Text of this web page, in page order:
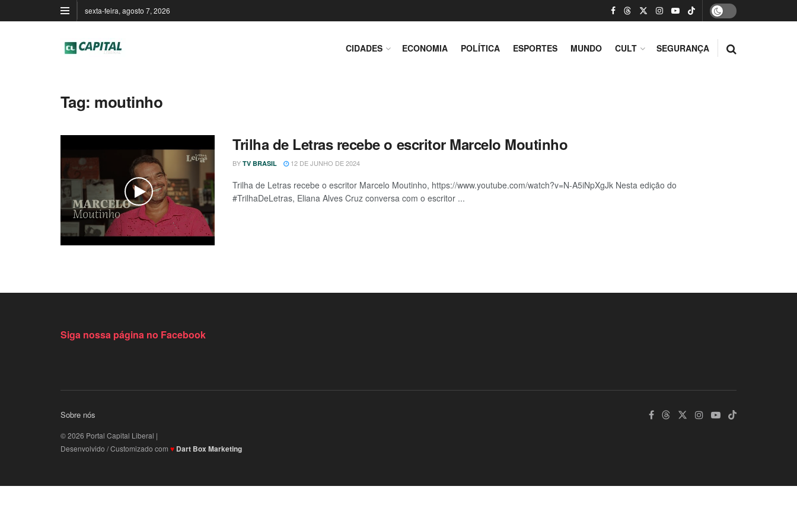
sexta-feira, agosto 7, 2026
CIDADES ECONOMIA POLÍTICA ESPORTES MUNDO CULT SEGURANÇA
Tag: moutinho
Trilha de Letras recebe o escritor Marcelo Moutinho
BY TV BRASIL 12 DE JUNHO DE 2024
Trilha de Letras recebe o escritor Marcelo Moutinho, https://www.youtube.com/watch?v=N-A5iNpXgJk Nesta edição do
#TrilhaDeLetras, Eliana Alves Cruz conversa com o escritor ...
Siga nossa página no Facebook
Sobre nós
© 2026 Portal Capital Liberal |
Desenvolvido / Customizado com ♥ Dart Box Marketing